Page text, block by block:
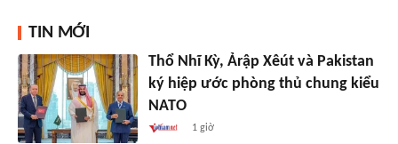
TIN MỚI
Thổ Nhĩ Kỳ, Ảrập Xêút và Pakistan
ký hiệp ước phòng thủ chung kiểu
NATO
1 giờ